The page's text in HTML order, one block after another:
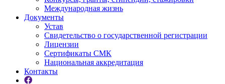
Международная жизнь
Документы
Устав
Свидетельство о государственной регистрации
Лицензии
Сертификаты СМК
Национальная аккредитация
Контакты